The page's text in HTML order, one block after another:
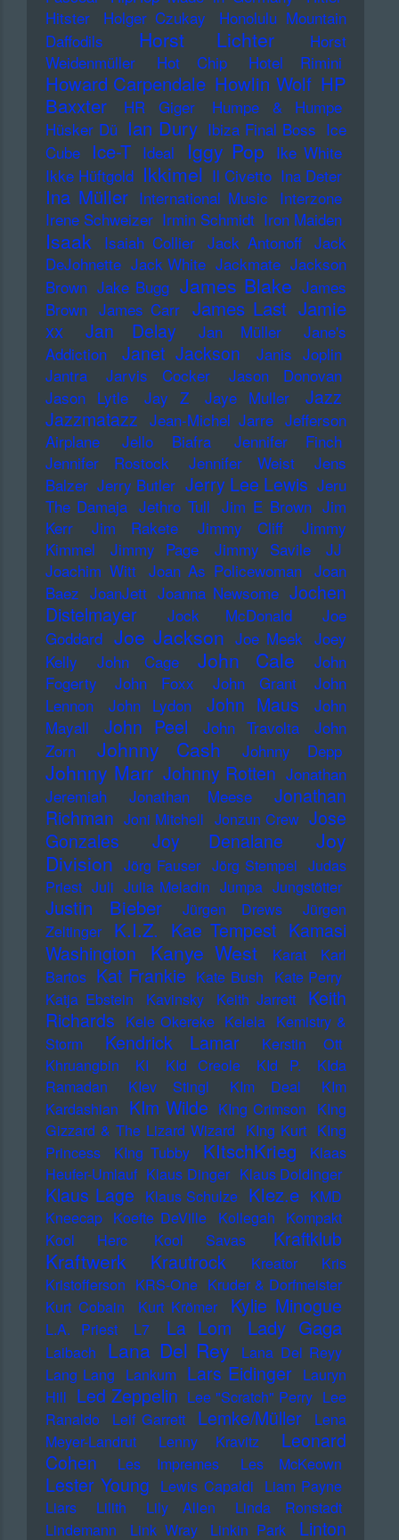
Hitster
Holger Czukay
Honolulu Mountain
Daffodils
Horst Lichter
Horst
Weidenmüller
Hot Chip Hotel Rimini
Howard Carpendale Howlin Wolf HP
Baxxter
HR Giger
Humpe & Humpe
Hüsker Dü Ian Dury Ibiza Final Boss Ice
Cube
Ice-T Ideal Iggy Pop Ike White
Ikke Hüftgold Ikkimel Il Civetto Ina Deter
Ina Müller International Music Interzone
Irene Schweizer Irmin Schmidt Iron Maiden
Isaak Isaiah Collier Jack Antonoff Jack
DeJohnette Jack White Jackmate Jackson
Brown Jake Bugg James Blake James
Brown James Carr James Last Jamie
xx
Jan Delay Jan Müller
Jane's
Addiction
Janet Jackson
Janis Joplin
Jantra
Jarvis Cocker
Jason Donovan
Jason Lytle
Jay Z Jaye Muller
Jazz
Jazzmatazz Jean-Michel Jarre Jefferson
Airplane
Jello Biafra
Jennifer Finch
Jennifer Rostock
Jennifer Weist
Jens
Balzer Jerry Butler Jerry Lee Lewis Jeru
The Damaja Jethro Tull Jim E Brown Jim
Kerr
Jim Rakete Jimmy Cliff
Jimmy
Kimmel
Jimmy Page Jimmy Savile
JJ
Joachim Witt Joan As Policewoman Joan
Baez JoanJett Joanna Newsome Jochen
Distelmayer
Jock McDonald
Joe
Goddard Joe Jackson Joe Meek Joey
Kelly
John Cage John Cale
John
Fogerty
John Foxx John Grant
John
Lennon
John Lydon John Maus
John
Mayall
John Peel John Travolta
John
Zorn
Johnny Cash Johnny Depp
Johnny Marr Johnny Rotten Jonathan
Jeremiah
Jonathan Meese
Jonathan
Richman Joni Mitchell Jonzun Crew Jose
Gonzales
Joy Denalane
Joy
Division Jörg Fauser Jörg Stempel Judas
Priest Juli Julia Meladin Jumpa Jungstötter
Justin Bieber Jürgen Drews
Jürgen
Zeltinger
K.I.Z. Kae Tempest Kamasi
Washington
Kanye West Karat
Karl
Bartos Kat Frankie Kate Bush Kate Perry
Katja Ebstein
Kavinsky Keith Jarrett
Keith
Richards Kele Okereke Kelela Kemistry &
Storm
Kendrick Lamar
Kerstin Ott
Khruangbin
KI KId Creole KId P.
KIda
Ramadan
KIev Stingl KIm Deal
KIm
Kardashian KIm Wilde KIng Crimson KIng
Gizzard & The Lizard Wizard KIng Kurt KIng
Princess
KIng Tubby KItschKrieg
Klaas
Heufer-Umlauf Klaus Dinger Klaus Doldinger
Klaus Lage Klaus Schulze Klez.e KMD
Kneecap Koefte DeVille Kollegah Kompakt
Kool Herc
Kool Savas Kraftklub
Kraftwerk Krautrock Kreator
Kris
Kristofferson KRS-One Kruder & Dorfmeister
Kurt Cobain
Kurt Krömer Kylie Minogue
L.A. Priest L7 La Lom Lady Gaga
Laibach Lana Del Rey
Lana Del Reyy
Lang Lang Lankum Lars Eidinger Lauryn
Hill Led Zeppelin Lee "Scratch" Perry Lee
Ranaldo
Leif Garrett Lemke/Müller
Lena
Meyer-Landrut
Lenny Kravitz
Leonard
Cohen
Les Impremes Les McKeown
Lester Young Lewis Capaldi Liam Payne
Liars
Lilith Lily Allen
Linda Ronstadt
Lindemann
Link Wray Linkin Park
Linton